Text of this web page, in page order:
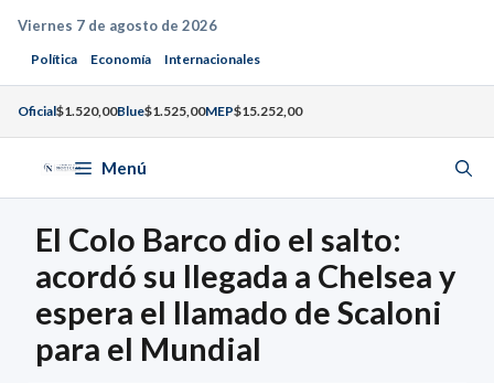
Saltar
contenido
Viernes 7 de agosto de 2026
Política Economía Internacionales
Oficial$1.520,00Blue$1.525,00MEP$15.252,00
Menú
El Colo Barco dio el salto:
acordó su llegada a Chelsea y
espera el llamado de Scaloni
para el Mundial